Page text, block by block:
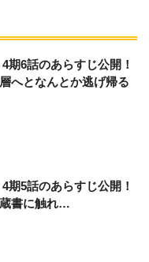
期6話のあらすじ公開！
へとなんとか逃げ帰る
期5話のあらすじ公開！
書に触れ…